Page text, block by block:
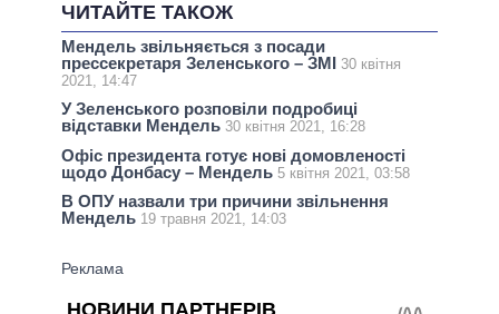
ЧИТАЙТЕ ТАКОЖ
Мендель звільняється з посади
прессекретаря Зеленського – ЗМІ 30 квітня
2021, 14:47
У Зеленського розповіли подробиці
відставки Мендель 30 квітня 2021, 16:28
Офіс президента готує нові домовленості
щодо Донбасу – Мендель 5 квітня 2021, 03:58
В ОПУ назвали три причини звільнення
Мендель 19 травня 2021, 14:03